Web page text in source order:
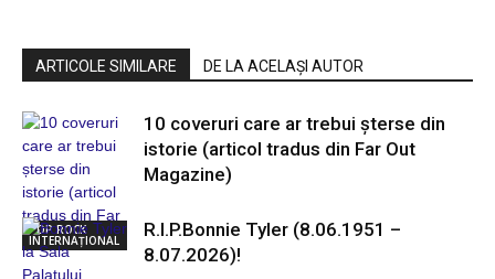
ARTICOLE SIMILARE DE LA ACELAȘI AUTOR
POP ROCK
INTERNAȚIONAL
10 coveruri care ar trebui șterse din
istorie (articol tradus din Far Out
Magazine)
R.I.P.Bonnie Tyler (8.06.1951 –
8.07.2026)!